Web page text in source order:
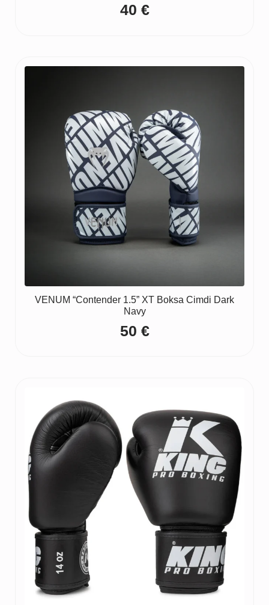
40 €
VENUM “Contender 1.5” XT Boksa Cimdi Dark
Navy
50 €